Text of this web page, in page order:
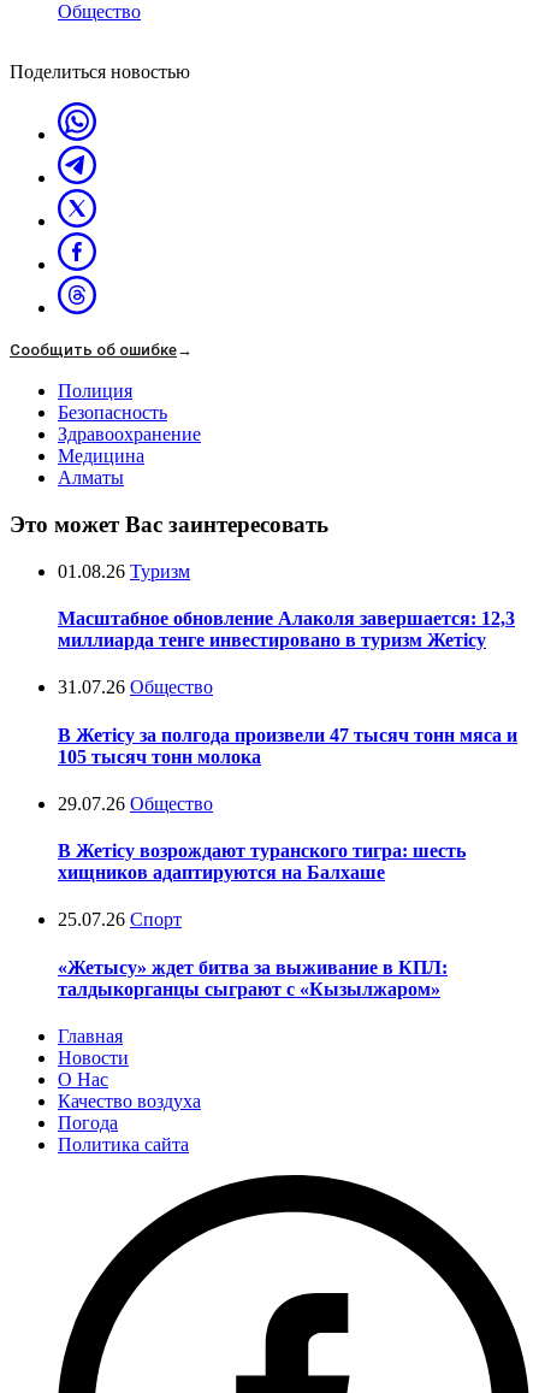
Общество
Поделиться новостью
Сообщить об ошибке→
Полиция
Безопасность
Здравоохранение
Медицина
Алматы
Это может Вас заинтересовать
01.08.26 Туризм
Масштабное обновление Алаколя завершается: 12,3
миллиарда тенге инвестировано в туризм Жетісу
31.07.26 Общество
В Жетісу за полгода произвели 47 тысяч тонн мяса и
105 тысяч тонн молока
29.07.26 Общество
В Жетісу возрождают туранского тигра: шесть
хищников адаптируются на Балхаше
25.07.26 Спорт
«Жетысу» ждет битва за выживание в КПЛ:
талдыкорганцы сыграют с «Кызылжаром»
Главная
Новости
О Нас
Качество воздуха
Погода
Политика сайта